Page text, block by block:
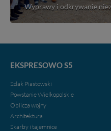
Wyprawy i odkrywanie
EKSPRESOWO S5
Szlak Piastowski
Powstanie Wielkopolskie
Oblicza wojny
Architektura
Skarby i tajemnice